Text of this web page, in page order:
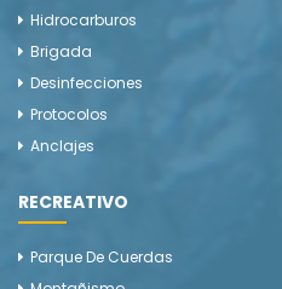
Hidrocarburos
Brigada
Desinfecciones
Protocolos
Anclajes
RECREATIVO
Parque De Cuerdas